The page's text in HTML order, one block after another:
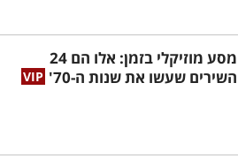
מסע מוזיקלי בזמן: אלו הם 24
השירים שעשו את שנות ה-70'